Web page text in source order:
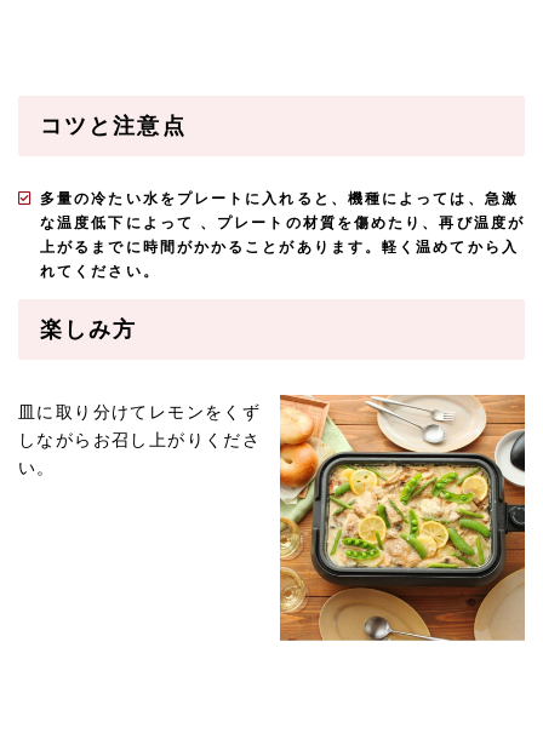
コツと注意点
多量の冷たい水をプレートに入れると、機種によっては、急激
な温度低下によって 、プレートの材質を傷めたり、再び温度が
上がるまでに時間がかかることがあります。軽く温めてから入
れてください。
楽しみ方
皿に取り分けてレモンをくず
しながらお召し上がりくださ
い。